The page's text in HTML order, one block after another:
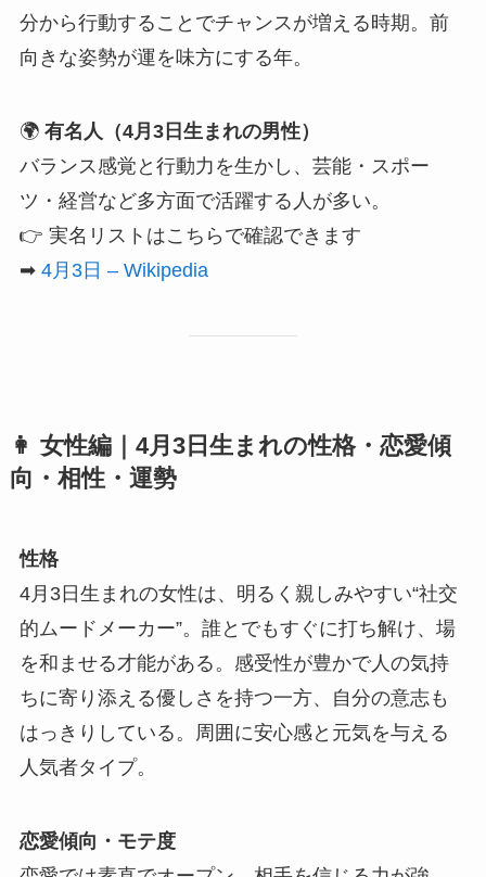
分から行動することでチャンスが増える時期。前
向きな姿勢が運を味方にする年。
🌍 有名人（4月3日生まれの男性）
バランス感覚と行動力を生かし、芸能・スポー
ツ・経営など多方面で活躍する人が多い。
👉 実名リストはこちらで確認できます
➡ 4月3日 – Wikipedia
👩 女性編｜4月3日生まれの性格・恋愛傾
向・相性・運勢
性格
4月3日生まれの女性は、明るく親しみやすい“社交
的ムードメーカー”。誰とでもすぐに打ち解け、場
を和ませる才能がある。感受性が豊かで人の気持
ちに寄り添える優しさを持つ一方、自分の意志も
はっきりしている。周囲に安心感と元気を与える
人気者タイプ。
恋愛傾向・モテ度